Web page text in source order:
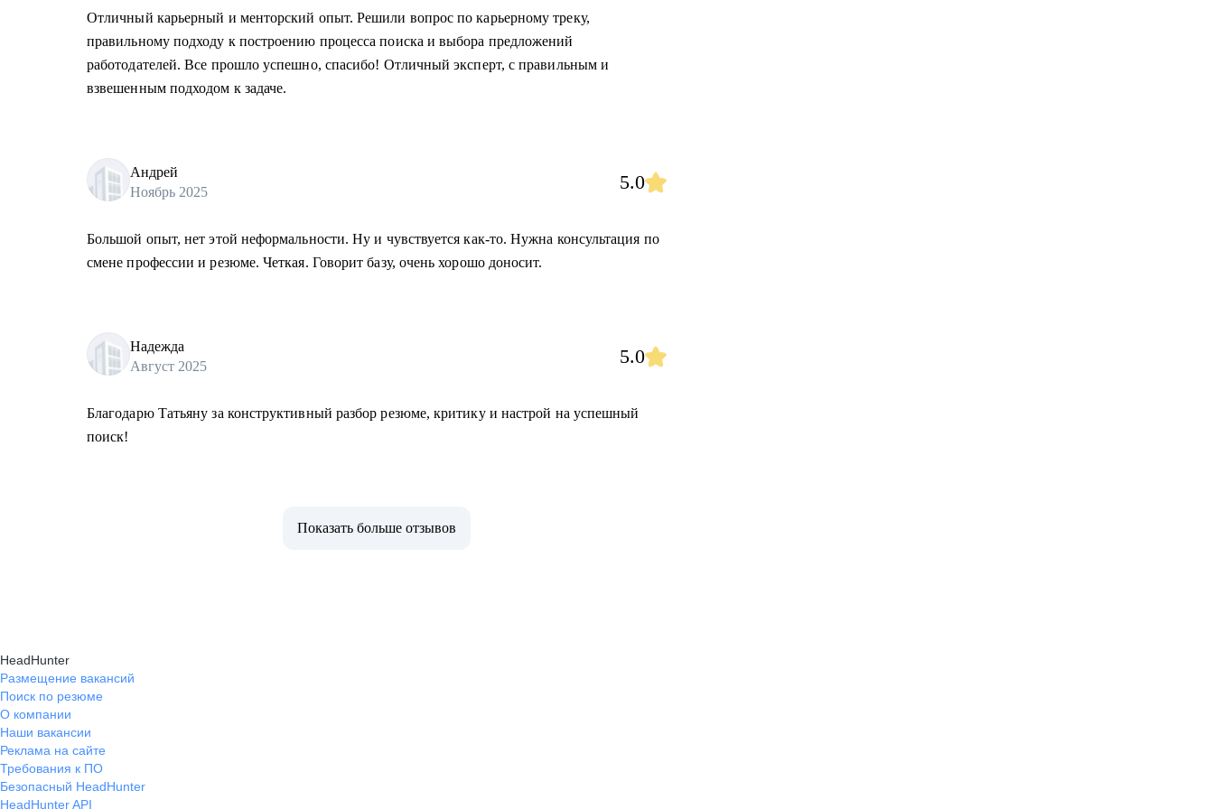
Отличный карьерный и менторский опыт. Решили вопрос по карьерному треку,
правильному подходу к построению процесса поиска и выбора предложений
работодателей. Все прошло успешно, спасибо! Отличный эксперт, с правильным и
взвешенным подходом к задаче.
Андрей
Ноябрь 2025
5.0
Большой опыт, нет этой неформальности. Ну и чувствуется как-то. Нужна консультация по
смене профессии и резюме. Четкая. Говорит базу, очень хорошо доносит.
Надежда
Август 2025
5.0
Благодарю Татьяну за конструктивный разбор резюме, критику и настрой на успешный
поиск!
Показать больше отзывов
HeadHunter
Размещение вакансий
Поиск по резюме
О компании
Наши вакансии
Реклама на сайте
Требования к ПО
Безопасный HeadHunter
HeadHunter API